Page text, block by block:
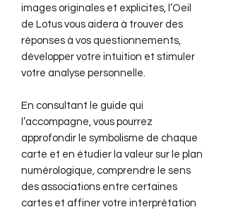
images originales et explicites, l’Oeil
de Lotus vous aidera à trouver des
réponses à vos questionnements,
développer votre intuition et stimuler
votre analyse personnelle.
En consultant le guide qui
l’accompagne, vous pourrez
approfondir le symbolisme de chaque
carte et en étudier la valeur sur le plan
numérologique, comprendre le sens
des associations entre certaines
cartes et affiner votre interprétation